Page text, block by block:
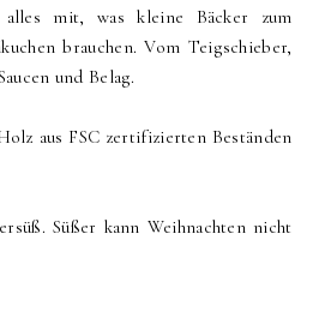
mit, was kleine Bäcker zum
brauchen. Vom Teigschieber,
und Belag.
aus FSC zertifizierten Beständen
Süßer kann Weihnachten nicht